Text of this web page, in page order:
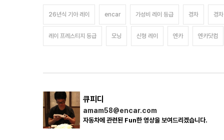
26년식 기아 레이 encar 가성비 레이 등급 경차 경
레이 프레스티지 등급 모닝 신형 레이 엔카 엔카닷컴
큐피디
amam58@encar.com
자동차에 관련된 Fun한 영상을 보여드리겠습니다.